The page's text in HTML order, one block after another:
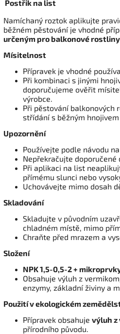
Postřik na list
Namíchaný roztok aplikujte
běžném pěstování je vhodné
určeným pro balkonové rostliny
Mísitelnost
Přípravek je vhodné
Při kombinaci s jinými
doporučujeme ověřit
výrobce.
Při pěstování balkonových
střídání s běžným
Upozornění
Používejte podle návodu
Nepřekračujte doporučené
Při aplikaci na list
přímému slunci nebo
Uchovávejte mimo dosah
Skladování
Skladujte v původním
chladném místě, mimo
Chraňte před mrazem a
Složení
NPK 1,5-0,5-2 +
Obsahuje výluh z
enzymy, základní živiny a
Použití v ekologickém
Přípravek obsahuje výluh z
přírodního původu.